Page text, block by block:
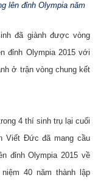
lên đỉnh Olympia năm
đã giành được vòng
đỉnh Olympia 2015 với
ở trận vòng chung kết
4 thí sinh trụ lại cuối
Viết Đức đã mang cầu
đỉnh Olympia 2015 về
40 năm thành lập